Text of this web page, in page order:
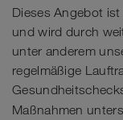
Dieses Angebot
und wird durch
unter anderem
regelmäßige
Maßnahmen